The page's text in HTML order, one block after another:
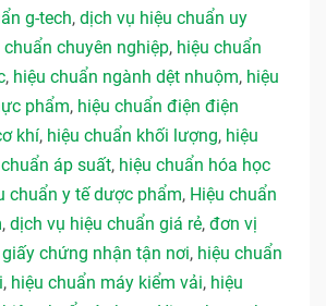
g-tech, dịch vụ hiệu chuẩn uy
chuyên nghiệp, hiệu chuẩn
, hiệu chuẩn ngành dệt nhuộm, hiệu
phẩm, hiệu chuẩn điện điện
khí, hiệu chuẩn khối lượng, hiệu
áp suất, hiệu chuẩn hóa học
chuẩn y tế dược phẩm, Hiệu chuẩn
, dịch vụ hiệu chuẩn giá rẻ, đơn vị
chứng nhận tận nơi, hiệu chuẩn
, hiệu chuẩn máy kiểm vải, hiệu